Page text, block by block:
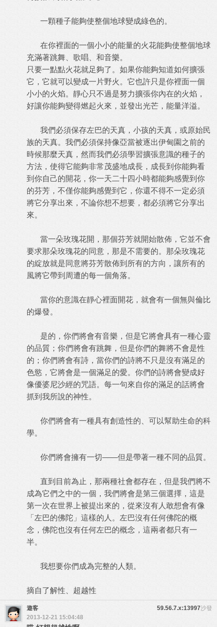
一顆種子能夠使整個地球變成綠色的。
在你裡面的一個小小的能量的火花能夠使整個地球
充滿著跳舞、歌唱、和音樂。
只要一點點火花就足夠了。如果你能夠知道如何擴張
它，它就可以變成一片野火。它也許只是你裡面一個
小小的火焰。靜心只不過是努力擴張你內在的火焰，
好讓你能夠變得燃起火來，並發出光芒，能量洋溢。
我們必須保存左巴的天真，小孩的天真，或原始民
族的天真。我們必須保持像亞當被逐出伊甸園之前的
時候那麼天真，然而我們必須學習擴張意識的種子的
方法，使得它能夠非常茂盛地成長，成長到你能夠看
到你自己的開花，你一天二十四小時都能夠感覺到你
的芬芳，不僅你能夠感覺到它，你還不得不一定必須
將它分享出來，不論你想不想要，都必須將它分享出
來。
當一朵玫瑰花開，那個芬芳就開始散佈，它並不會
要求那朵玫瑰花的同意，那是不需要的。那朵玫瑰花
的綻放就是同意將芬芳散佈到所有的方向，讓所有的
風將它帶到周遭的每一個角落。
當你的意識在靜心裡面開花，就會有一個無與倫比
的爆發。
是的，你們將會有音樂，但是它將會具有一種心靈
的品質；你們將會有跳舞，但是你們的舞將不會是性
的；你們將會有詩，當你們的詩將不只是沒有滿足的
色慾，它將會是一個滿足的愛。你們的詩將會變成好
像優婆尼沙經的咒語。每一句來自你的滿足的話將會
抓到我所說的神性。
你們將會有一種具有創造性的、可以幫助生命的科
學。
你們將會擁有一切——但是帶著一種不同的品質。
直到目前為止，那兩種社會都存在，但是我們將不
成為它們之中的一個，我們將會是第三個選擇，這是
第一次在世界上被提出來的，從來沒有人敢想會有像
「左巴的佛陀」這樣的人。左巴沒有任何佛陀的概
念，佛陀也沒有任何左巴的概念，這兩者都只有一
半。
我想要你們成為完整的人類。
摘自了解性、超越性
沙發
遊客
59.56.7.x:13997
2013-12-21 15:04:48